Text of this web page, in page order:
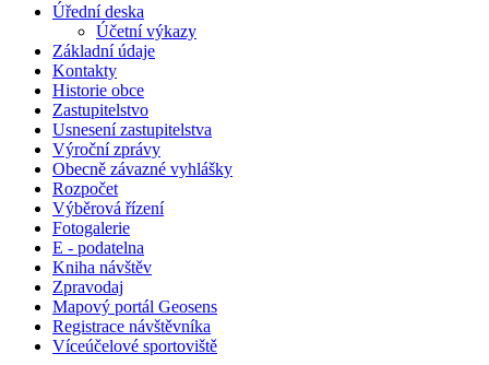
Úřední deska
Účetní výkazy
Základní údaje
Kontakty
Historie obce
Zastupitelstvo
Usnesení zastupitelstva
Výroční zprávy
Obecně závazné vyhlášky
Rozpočet
Výběrová řízení
Fotogalerie
E - podatelna
Kniha návštěv
Zpravodaj
Mapový portál Geosens
Registrace návštěvníka
Víceúčelové sportoviště